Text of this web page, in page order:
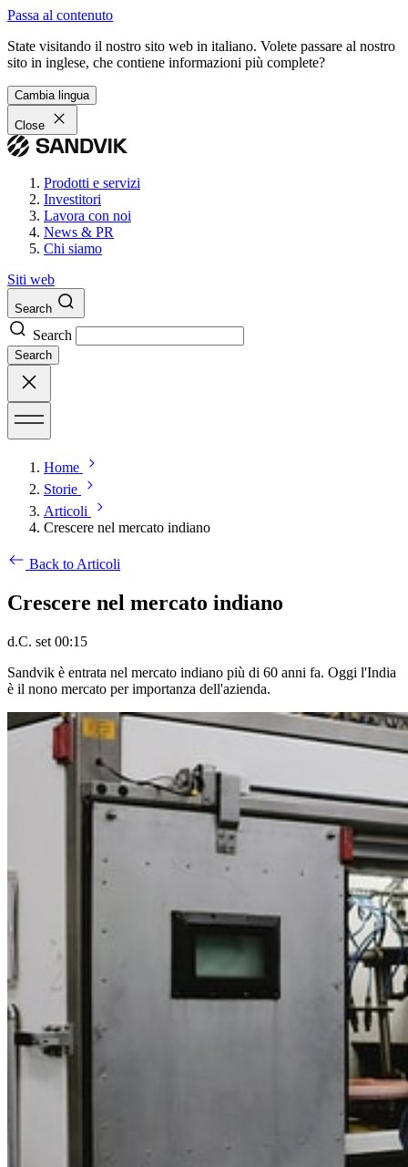
Passa al contenuto
State visitando il nostro sito web in italiano. Volete passare al nostro
sito in inglese, che contiene informazioni più complete?
Cambia lingua
Close
Prodotti e servizi
Investitori
Lavora con noi
News & PR
Chi siamo
Siti web
Search
Search
Search
Home
Storie
Articoli
Crescere nel mercato indiano
Back to Articoli
Crescere nel mercato indiano
d.C. set 00:15
Sandvik è entrata nel mercato indiano più di 60 anni fa. Oggi l'India
è il nono mercato per importanza dell'azienda.